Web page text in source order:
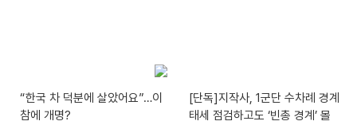
“한국 차 덕분에 살았어요”…이
참에 개명?
[단독]지작사, 1군단 수차례 경계
태세 점검하고도 ‘빈총 경계’ 몰